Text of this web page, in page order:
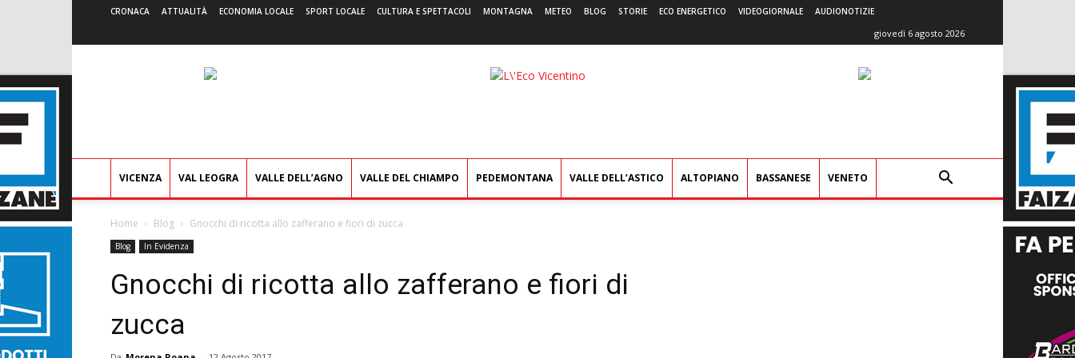
CRONACA ATTUALITÀ ECONOMIA LOCALE SPORT LOCALE CULTURA E SPETTACOLI MONTAGNA METEO BLOG STORIE ECO ENERGETICO VIDEOGIORNALE AUDIONOTIZIE
giovedì 6 agosto 2026
L'Eco
VICENZA VAL LEOGRA VALLE DELL’AGNO VALLE DEL CHIAMPO PEDEMONTANA VALLE DELL’ASTICO ALTOPIANO BASSANESE VENETO
Home Blog Gnocchi di ricotta allo zafferano e fiori di zucca
Blog In Evidenza
Gnocchi di ricotta allo zafferano e fiori di
zucca